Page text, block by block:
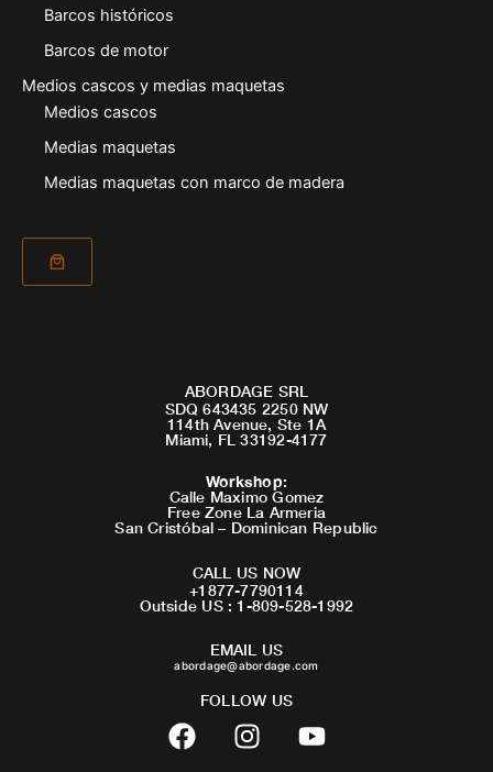
Barcos históricos
Barcos de motor
Medios cascos y medias maquetas
Medios cascos
Medias maquetas
Medias maquetas con marco de madera
ABORDAGE SRL
SDQ 643435 2250 NW
114th Avenue, Ste 1A
Miami, FL 33192-4177
Workshop:
Calle Maximo Gomez
Free Zone La Armeria
San Cristóbal – Dominican Republic
CALL US NOW
+1877-7790114
Outside US : 1-809-528-1992
EMAIL US
abordage@abordage.com
FOLLOW US
F
a
I
n
Y
o